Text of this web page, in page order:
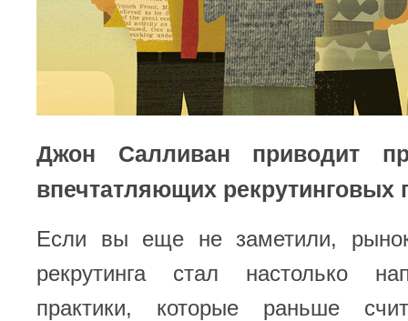
Джон Салливан приводит
впечтатляющих рекрутинговых
Если вы еще не заметили, рынок
рекрутинга стал настолько
практики, которые раньше